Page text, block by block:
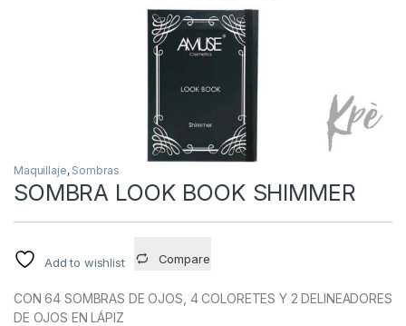
Maquillaje, Sombras
SOMBRA LOOK BOOK SHIMMER
Add to wishlist Compare
CON 64 SOMBRAS DE OJOS, 4 COLORETES Y 2 DELINEADORES
DE OJOS EN LÁPIZ